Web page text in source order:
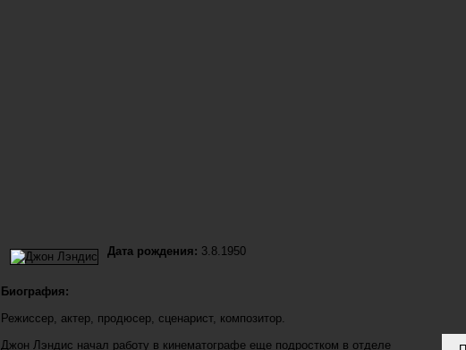
Дата рождения: 3.8.1950
Биография:
Режиссер, актер, продюсер, сценарист, композитор.
Джон Лэндис начал работу в кинематографе еще подростком в отделе